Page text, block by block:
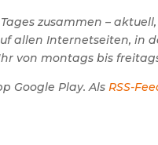
zusammen – aktuell,
allen Internetseiten, in
von montags bis
Google Play. AlsRSS-